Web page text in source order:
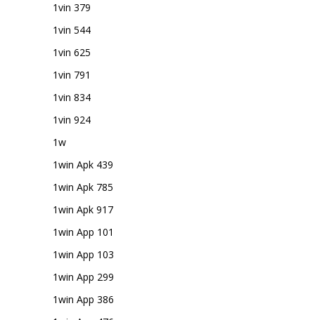
1vin 379
1vin 544
1vin 625
1vin 791
1vin 834
1vin 924
1w
1win Apk 439
1win Apk 785
1win Apk 917
1win App 101
1win App 103
1win App 299
1win App 386